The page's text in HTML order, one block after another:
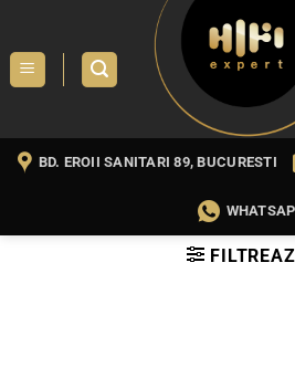
content
BD. EROII SANITARI 89, BUCURESTI